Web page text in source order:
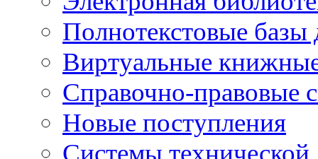
Полнотекстовые
Виртуальные
Справочно-правовые
Новые поступления
Cистемы